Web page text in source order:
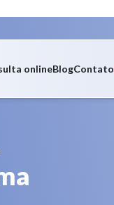
onlineBlogContato